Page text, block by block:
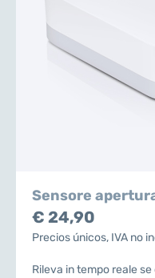
Sensore
€ 24,90
Precios únicos, IVA no
Rileva in tempo reale